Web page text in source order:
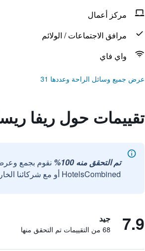
مركز أعمال
مرافق الاجتماعات / الولائم
واي فاي
عرض جميع وسائل الراحة وعددها 31
تقييمات حول ريفا
تم التحقق منه 100%
نقوم بجمع
HotelsCombined أو مع شركائنا الخارجيين الموثوقين.
7.9 جيد
68 من التقييمات تم التحقق منها